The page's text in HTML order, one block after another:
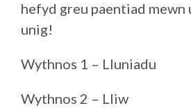
hefyd greu paentiad mewn
unig!
Wythnos 1 – Lluniadu
Wythnos 2 – Lliw